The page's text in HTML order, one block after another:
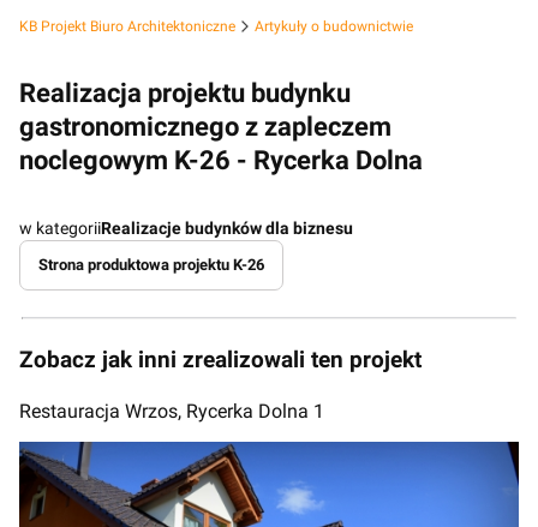
KB Projekt Biuro Architektoniczne Artykuły o budownictwie
Realizacja projektu budynku
gastronomicznego z zapleczem
noclegowym K-26 - Rycerka Dolna
w kategoriiRealizacje budynków dla biznesu
Strona produktowa projektu K-26
Zobacz jak inni zrealizowali ten projekt
Restauracja Wrzos, Rycerka Dolna 1